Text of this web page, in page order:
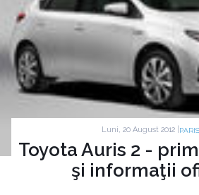
Luni, 20 August 2012 |
Toyota Auris 2 -
şi informaţii